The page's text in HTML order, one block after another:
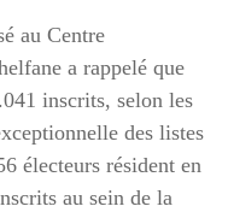
au Centre
a rappelé que
inscrits, selon les
des listes
électeurs résident en
au sein de la